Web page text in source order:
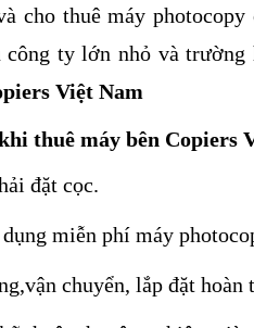
cho thuê máy
công ty lớn nhỏ và
Việt Nam
thuê máy bên Copiers
đặt cọc.
miễn phí máy
chuyển, lắp đặt